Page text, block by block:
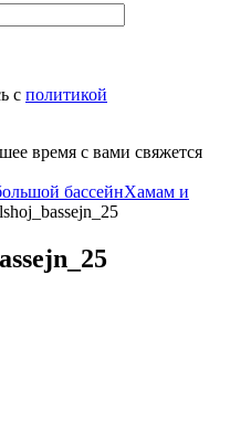
с политикой
время с вами свяжется
бассейнХамам и